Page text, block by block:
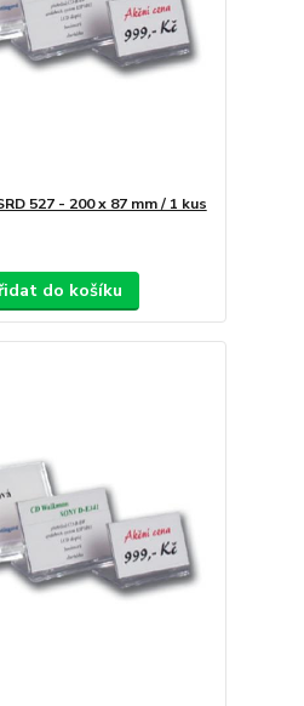
527 - 200 x 87 mm / 1 kus
do košíku